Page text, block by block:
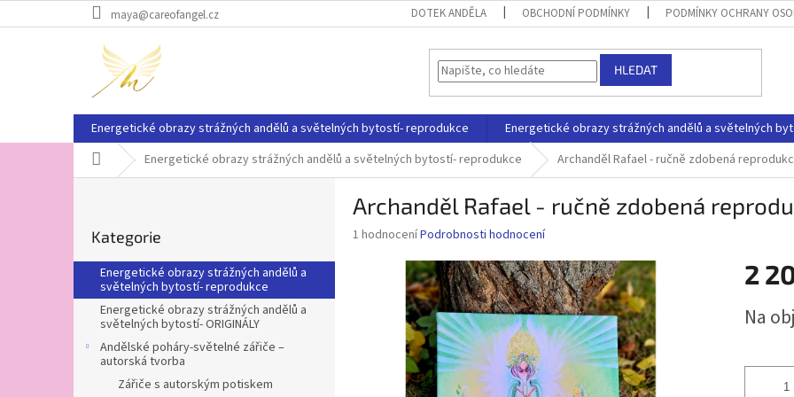
na
maya@careofangel.cz DOTEK ANDĚLA OBCHODNÍ PODMÍNKY PODMÍNKY OCHRANY
HLEDAT
Energetické obrazy strážných andělů a světelných bytostí- reprodukce Energetické obrazy strážných andělů a světelných
Domů Energetické obrazy strážných andělů a světelných bytostí- reprodukce Archanděl Rafael - ručně zdobená
r
n
kategorie
Kategorie
Energetické obrazy strážných andělů a
světelných bytostí- reprodukce
Energetické obrazy strážných andělů a
světelných bytostí- ORIGINÁLY
Andělské poháry-světelné zářiče –
autorská tvorba
Zářiče s autorským potiskem
Archanděl Rafael - ručně zdobená
Průměrné
hvězdiček.
1 hodnoceníPodrobnosti hodnocení
2
cena:
Na